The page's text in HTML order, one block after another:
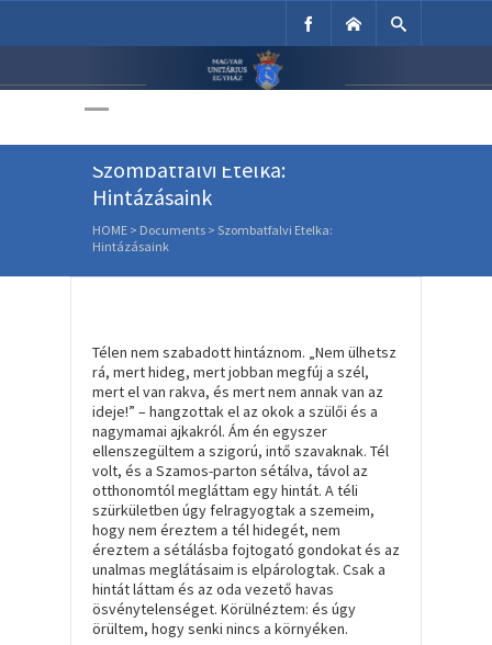
Unitárius Egyház
Szombatfalvi Etelka:
Hintázásaink
HOME > Documents > Szombatfalvi Etelka:
Hintázásaink
Télen nem szabadott hintáznom. „Nem ülhetsz
rá, mert hideg, mert jobban megfúj a szél,
mert el van rakva, és mert nem annak van az
ideje!” – hangzottak el az okok a szülői és a
nagymamai ajkakról. Ám én egyszer
ellenszegültem a szigorú, intő szavaknak. Tél
volt, és a Szamos-parton sétálva, távol az
otthonomtól megláttam egy hintát. A téli
szürkületben úgy felragyogtak a szemeim,
hogy nem éreztem a tél hidegét, nem
éreztem a sétálásba fojtogató gondokat és az
unalmas meglátásaim is elpárologtak. Csak a
hintát láttam és az oda vezető havas
ösvénytelenséget. Körülnéztem: és úgy
örültem, hogy senki nincs a környéken.